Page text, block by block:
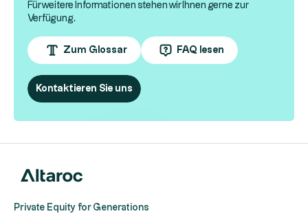
Für weitere Informationen stehen wir Ihnen gerne zur
Verfügung.
Zum Glossar FAQ lesen
Kontaktieren Sie uns
Private Equity for Generations